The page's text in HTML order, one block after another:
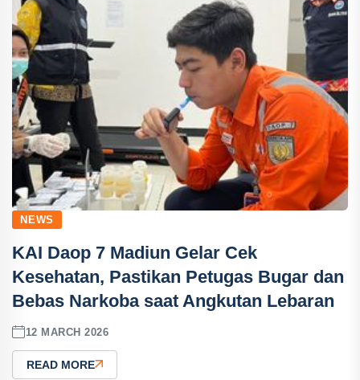
NEWS
KAI Daop 7 Madiun Gelar Cek
Kesehatan, Pastikan Petugas Bugar dan
Bebas Narkoba saat Angkutan Lebaran
12 MARCH 2026
READ MORE